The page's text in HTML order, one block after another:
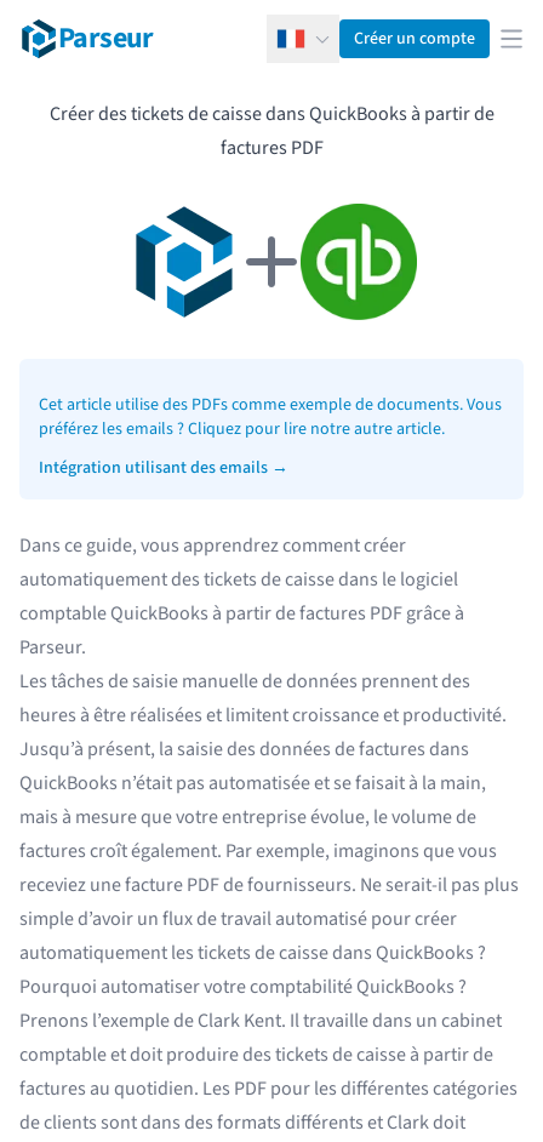
Parseur FrançaisCréer un compte
Créer des tickets de caisse dans QuickBooks à partir de
factures PDF
Cet article utilise des PDFs comme exemple de documents. Vous
préférez les emails ? Cliquez pour lire notre autre article.
Intégration utilisant des emails →
Dans ce guide, vous apprendrez comment créer
automatiquement des tickets de caisse dans le logiciel
comptable QuickBooks à partir de factures PDF grâce à
Parseur.
Les tâches de saisie manuelle de données prennent des
heures à être réalisées et limitent croissance et productivité.
Jusqu’à présent, la saisie des données de factures dans
QuickBooks n’était pas automatisée et se faisait à la main,
mais à mesure que votre entreprise évolue, le volume de
factures croît également. Par exemple, imaginons que vous
receviez une facture PDF de fournisseurs. Ne serait-il pas plus
simple d’avoir un flux de travail automatisé pour créer
automatiquement les tickets de caisse dans QuickBooks ?
Pourquoi automatiser votre comptabilité QuickBooks ?
Prenons l’exemple de Clark Kent. Il travaille dans un cabinet
comptable et doit produire des tickets de caisse à partir de
factures au quotidien. Les PDF pour les différentes catégories
de clients sont dans des formats différents et Clark doit